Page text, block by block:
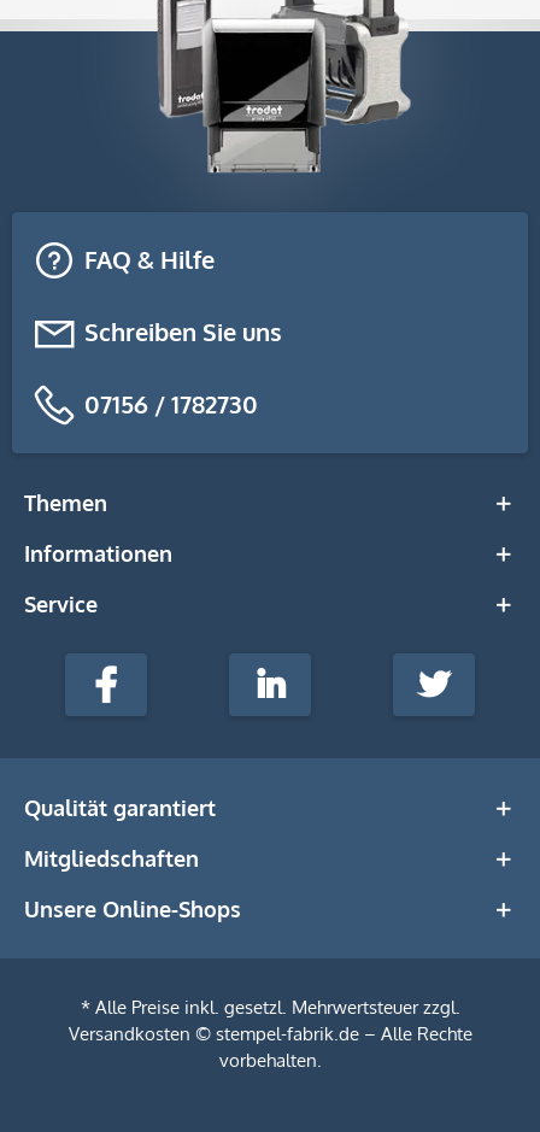
FAQ & Hilfe
Schreiben Sie uns
07156 / 1782730
Themen
Informationen
Service
stempel-
Media
Facebook LinkedIn Twitter
Qualität garantiert
Mitgliedschaften
Unsere Online-Shops
* Alle Preise inkl. gesetzl. Mehrwertsteuer zzgl.
Versandkosten © stempel-fabrik.de – Alle Rechte
vorbehalten.